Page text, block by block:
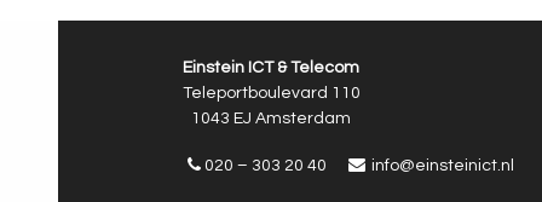
Einstein ICT & Telecom
Teleportboulevard 110
1043 EJ Amsterdam
020 – 303 20 40 info@einsteinict.nl